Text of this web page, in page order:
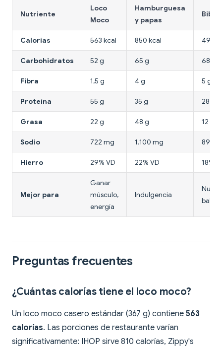
Nutriente
Loco
Moco
Hamburguesa
y papas
Calorías 563 kcal 850 kcal 490
Carbohidratos 52 g 65 g 68 g
Fibra 1,5 g 4 g 5 g
Proteína 55 g 35 g 28 g
Grasa 22 g 48 g 12 g
Sodio 722 mg 1.100 mg 890
Hierro 29% VD 22% VD 18%
Mejor para
Ganar
músculo,
energía
Indulgencia
Preguntas frecuentes
¿Cuántas calorías tiene el loco moco?
Un loco moco casero estándar (367 g) contiene 563
calorías. Las porciones de restaurante varían
significativamente: IHOP sirve 810 calorías, Zippy's